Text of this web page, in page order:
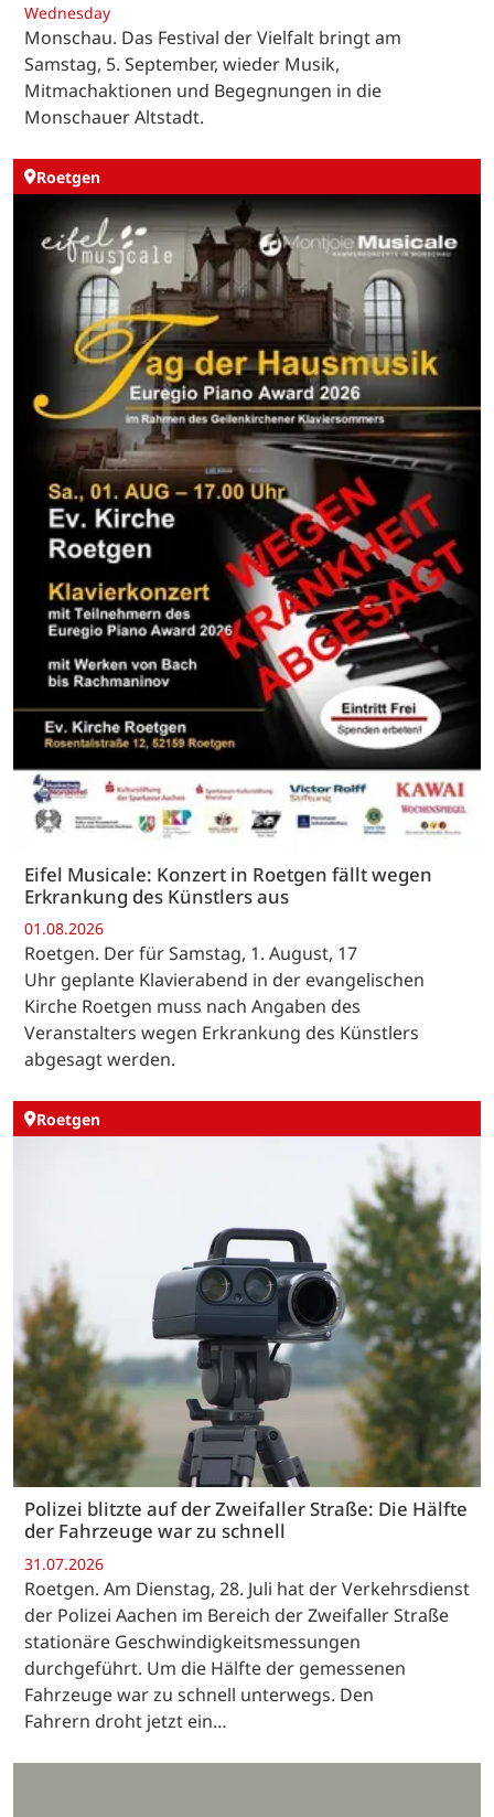
Wednesday
Monschau. Das Festival der Vielfalt bringt am
Samstag, 5. September, wieder Musik,
Mitmachaktionen und Begegnungen in die
Monschauer Altstadt.
Roetgen
Eifel Musicale: Konzert in Roetgen fällt wegen
Erkrankung des Künstlers aus
01.08.2026
Roetgen. Der für Samstag, 1. August, 17
Uhr geplante Klavierabend in der evangelischen
Kirche Roetgen muss nach Angaben des
Veranstalters wegen Erkrankung des Künstlers
abgesagt werden.
Roetgen
Polizei blitzte auf der Zweifaller Straße: Die Hälfte
der Fahrzeuge war zu schnell
31.07.2026
Roetgen. Am Dienstag, 28. Juli hat der Verkehrsdienst
der Polizei Aachen im Bereich der Zweifaller Straße
stationäre Geschwindigkeitsmessungen
durchgeführt. Um die Hälfte der gemessenen
Fahrzeuge war zu schnell unterwegs. Den
Fahrern droht jetzt ein…